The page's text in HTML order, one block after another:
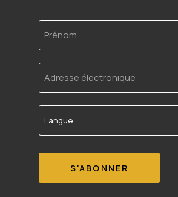
Prénom
Adresse
électronique
Langue